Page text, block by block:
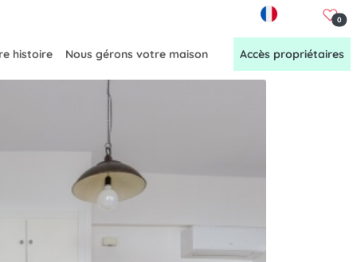
0
histoire Nous gérons votre maison Accès propriétaires